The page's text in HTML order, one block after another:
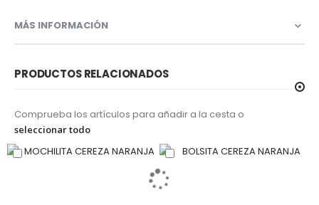
MÁS INFORMACIÓN
PRODUCTOS RELACIONADOS
Comprueba los artículos para añadir a la cesta o
seleccionar todo